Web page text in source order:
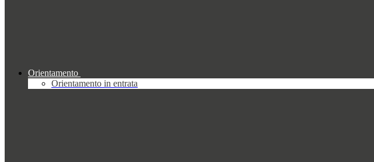
Orientamento
Orientamento in entrata